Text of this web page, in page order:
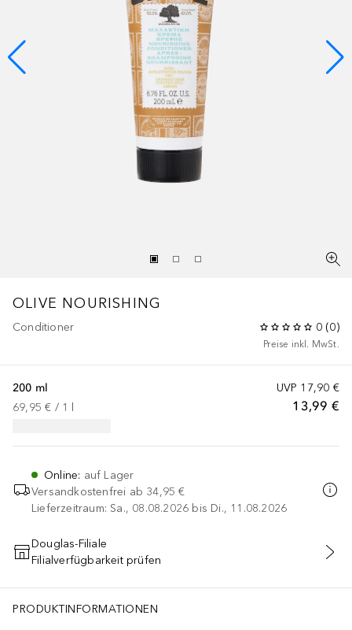
OLIVE NOURISHING
Conditioner 0 (0)
Preise inkl. MwSt.
UVP 17,90 €
13,99 €
200 ml
69,95 € / 1
Online: auf Lager
Versandkostenfrei ab 34,95 €
Lieferzeitraum: Sa., 08.08.2026 bis Di., 11.08.2026
IN DEN WARENKORB
Douglas-Filiale
Filialverfügbarkeit prüfen
PRODUKTINFORMATIONEN